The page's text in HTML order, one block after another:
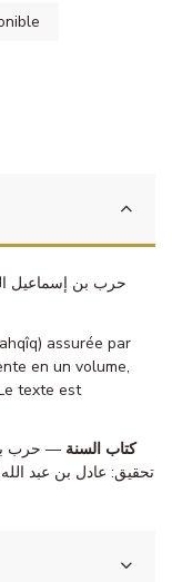
texte est
كتاب السنة